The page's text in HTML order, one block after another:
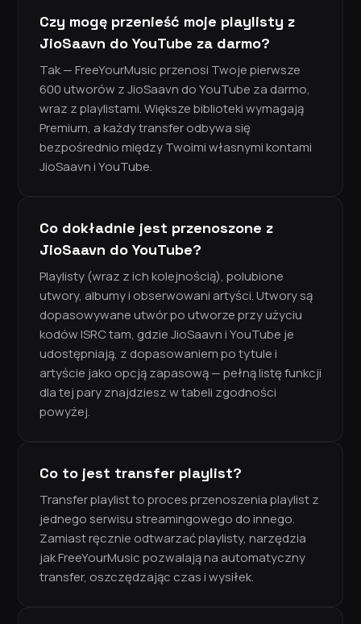
Czy mogę przenieść moje playlisty z
JioSaavn do YouTube za darmo?
Tak — FreeYourMusic przenosi Twoje pierwsze
600 utworów z JioSaavn do YouTube za darmo,
wraz z playlistami. Większe biblioteki wymagają
Premium, a każdy transfer odbywa się
bezpośrednio między Twoimi własnymi kontami
JioSaavn i YouTube.
Co dokładnie jest przenoszone z
JioSaavn do YouTube?
Playlisty (wraz z ich kolejnością), polubione
utwory, albumy i obserwowani artyści. Utwory są
dopasowywane utwór po utworze przy użyciu
kodów ISRC tam, gdzie JioSaavn i YouTube je
udostępniają, z dopasowaniem po tytule i
artyście jako opcją zapasową — pełną listę funkcji
dla tej pary znajdziesz w tabeli zgodności
powyżej.
Co to jest transfer playlist?
Transfer playlist to proces przenoszenia playlist z
jednego serwisu streamingowego do innego.
Zamiast ręcznie odtwarzać playlisty, narzędzia
jak FreeYourMusic pozwalają na automatyczny
transfer, oszczędzając czas i wysiłek.